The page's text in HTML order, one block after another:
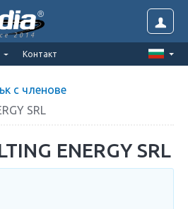
2014
Контакт
с членове
SRL
ENERGY SRL